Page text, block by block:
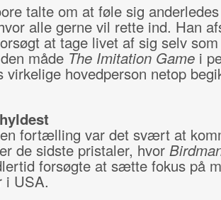
talte om at føle sig
alle gerne vil rette ind. Han
at tage livet af sig selv
måde The Imitation Gamei
virkelige hovedperson netop
fortælling var det svært at
de sidste pristaler, hvor
forsøgte at sætte fokus på
i USA.